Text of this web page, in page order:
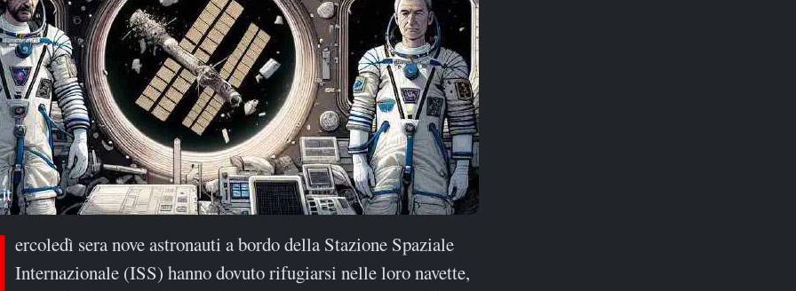
ercoledì sera nove astronauti a bordo della Stazione Spaziale
Internazionale (ISS) hanno dovuto rifugiarsi nelle loro navette,